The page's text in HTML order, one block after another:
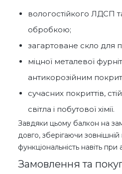
вологостійкого ЛДСП
обробкою;
загартоване скло для
міцної металевої
антикорозійним
сучасних покриттів,
світла і побутової хімії.
Завдяки цьому балкон на
довго, зберігаючи зовнішній
функціональність навіть при
Замовлення та